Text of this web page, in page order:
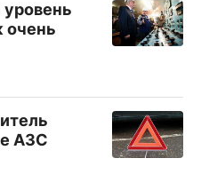
уровень
очень
АЗС